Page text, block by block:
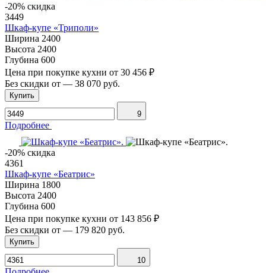
-20% скидка
3449
Шкаф-купе «Триполи»
Ширина 2400
Высота 2400
Глубина 600
Цена при покупке кухни от 30 456 ₽
Без скидки от — 38 070 руб.
Купить
9
Подробнее
-20% скидка
4361
Шкаф-купе «Беатрис»
Ширина 1800
Высота 2400
Глубина 600
Цена при покупке кухни от 143 856 ₽
Без скидки от — 179 820 руб.
Купить
10